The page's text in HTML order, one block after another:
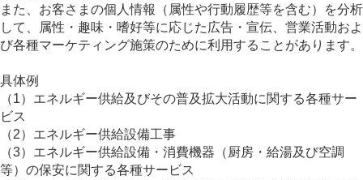
また、お客さまの個人情報（属性や行動履歴等を含む）を分析
して、属性・趣味・嗜好等に応じた広告・宣伝、営業活動およ
び各種マーケティング施策のために利用することがあります。
具体例
（1）エネルギー供給及びその普及拡大活動に関する各種サー
ビス
（2）エネルギー供給設備工事
（3）エネルギー供給設備・消費機器（厨房・給湯及び空調
等）の保安に関する各種サービス